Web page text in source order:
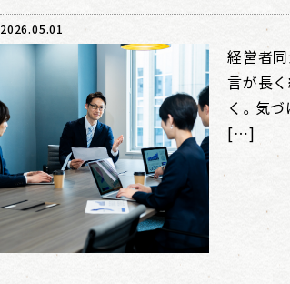
2026.05.01
経営者
言が長
く。気
[…]